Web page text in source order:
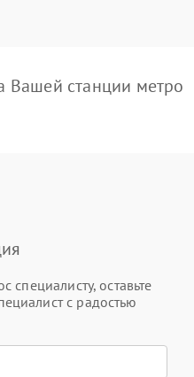
Вашей станции метро
специалисту, оставьте
с радостью